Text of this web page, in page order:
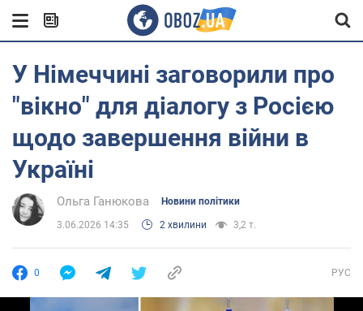
У Німеччині заговорили про
"вікно" для діалогу з Росією
щодо завершення війни в
Україні
Ольга Ганюкова Новини політики
3.06.2026 14:35 2 хвилини 3,2 т.
0 РУС